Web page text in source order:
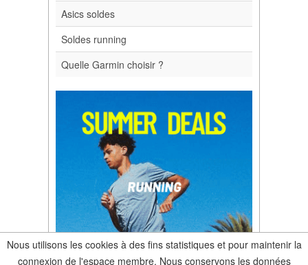
Nous utilisons les cookies à des fins statistiques et pour maintenir la
connexion de l'espace membre. Nous conservons les données
Asics soldes
Soldes running
Quelle Garmin choisir ?